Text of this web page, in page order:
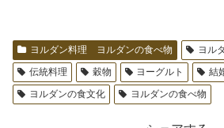
ヨルダン料理 ヨルダンの食べ物 ヨル
伝統料理
穀物 ヨーグルト 結
ヨルダンの食文化
ヨルダンの食べ物